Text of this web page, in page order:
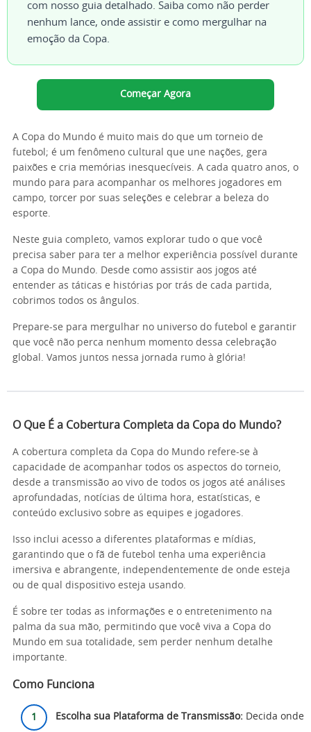
com nosso guia detalhado. Saiba como não perder
nenhum lance, onde assistir e como mergulhar na
emoção da Copa.
Começar Agora
A Copa do Mundo é muito mais do que um torneio de
futebol; é um fenômeno cultural que une nações, gera
paixões e cria memórias inesquecíveis. A cada quatro anos, o
mundo para para acompanhar os melhores jogadores em
campo, torcer por suas seleções e celebrar a beleza do
esporte.
Neste guia completo, vamos explorar tudo o que você
precisa saber para ter a melhor experiência possível durante
a Copa do Mundo. Desde como assistir aos jogos até
entender as táticas e histórias por trás de cada partida,
cobrimos todos os ângulos.
Prepare-se para mergulhar no universo do futebol e garantir
que você não perca nenhum momento dessa celebração
global. Vamos juntos nessa jornada rumo à glória!
O Que É a Cobertura Completa da Copa do Mundo?
A cobertura completa da Copa do Mundo refere-se à
capacidade de acompanhar todos os aspectos do torneio,
desde a transmissão ao vivo de todos os jogos até análises
aprofundadas, notícias de última hora, estatísticas, e
conteúdo exclusivo sobre as equipes e jogadores.
Isso inclui acesso a diferentes plataformas e mídias,
garantindo que o fã de futebol tenha uma experiência
imersiva e abrangente, independentemente de onde esteja
ou de qual dispositivo esteja usando.
É sobre ter todas as informações e o entretenimento na
palma da sua mão, permitindo que você viva a Copa do
Mundo em sua totalidade, sem perder nenhum detalhe
importante.
Como Funciona
Escolha sua Plataforma de Transmissão: Decida onde